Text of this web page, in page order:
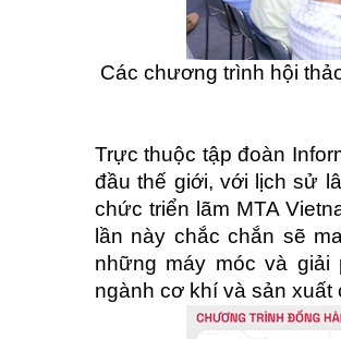
Các chương trình hội
Trực thuộc tập đoàn
đầu thế giới, với lịch sử
chức triển lãm MTA
lần này chắc chắn sẽ
những máy móc và
ngành cơ khí và sản xuất